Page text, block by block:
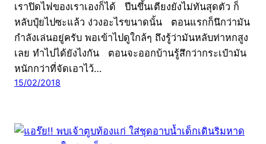
เราปิดไฟของเราเองก็ได้ ปีนขึ้นเตียงยังไม่ทันสุดตัว ก็
หลับปุ๋ยไปซะแล้ว ง่วงอะไรขนาดนั้น ตอนแรกก็นึกว่ามัน
กำลังเล่นอยู่ครับ พอเข้าไปดูใกล้ๆ ถึงรู้ว่ามันหลับท่าหกสูง
เลย ทำไปได้ยังไงกัน ตอนจะออกบ้านรู้สึกว่ากระเป๋ามัน
หนักกว่าที่จัดเอาไว้…
15/02/2018